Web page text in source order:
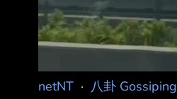
netNT · 八卦 Gossiping